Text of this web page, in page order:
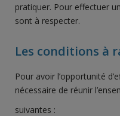
pratiquer. Pour effectuer
sont à respecter.
Les conditions à
Pour avoir l’opportunité
nécessaire de réunir
suivantes :